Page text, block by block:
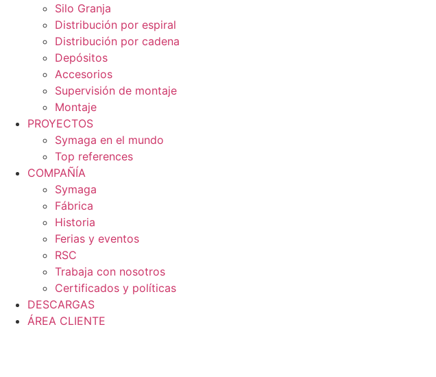
Silo Granja
Distribución por espiral
Distribución por cadena
Depósitos
Accesorios
Supervisión de montaje
Montaje
PROYECTOS
Symaga en el mundo
Top references
COMPAÑÍA
Symaga
Fábrica
Historia
Ferias y eventos
RSC
Trabaja con nosotros
Certificados y políticas
DESCARGAS
ÁREA CLIENTE